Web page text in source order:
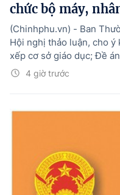
chức bộ máy,
4 giờ trước
(Chinhphu.vn) - Ban
Hội nghị thảo luận, cho
xếp cơ sở giáo dục; Đề